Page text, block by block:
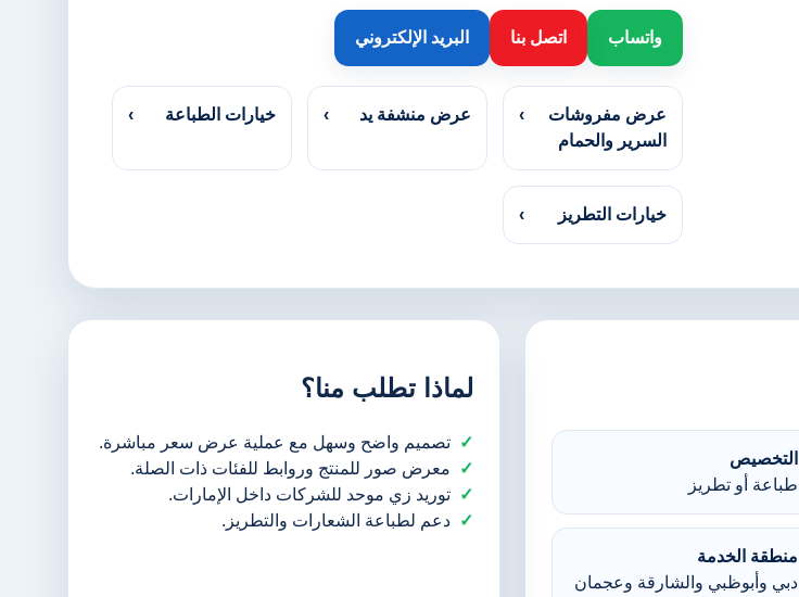
واتساب اتصل بنا البريد الإلكتروني
عرض مفروشات
السرير والحمام
› عرض منشفة يد › خيارات الطباعة ›
خيارات التطريز ›
التخصيص
طباعة أو تطريز
منطقة الخدمة
دبي وأبوظبي والشارقة وعجمان
لماذا تطلب منا؟
تصميم واضح وسهل مع عملية عرض سعر مباشرة.
معرض صور للمنتج وروابط للفئات ذات الصلة.
توريد زي موحد للشركات داخل الإمارات.
دعم لطباعة الشعارات والتطريز.